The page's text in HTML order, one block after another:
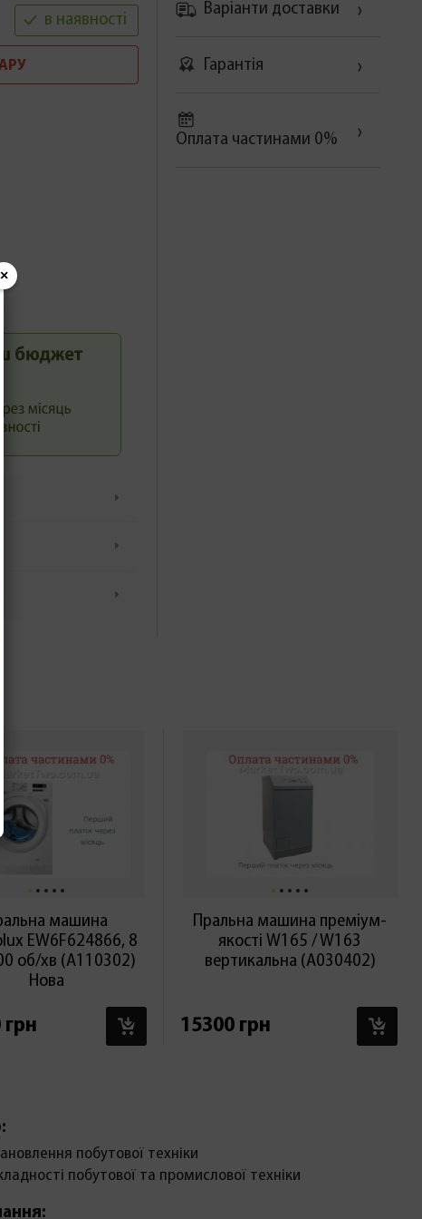
в наявності
Варіанти доставки
Гарантія
Оплата частинами 0%
машина
EW6F624866, 8
об/хв (А110302)
Нова
грн
В КОШИК
Пральна машина преміум-
якості W165 / W163
вертикальна (А030402)
15300 грн
побутової техніки
побутової та промислової техніки
×